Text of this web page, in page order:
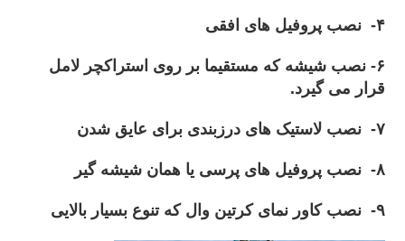
۴- نصب پروفیل های افقی
۶- نصب شیشه که مستقیما بر روی استراکچر لامل
قرار می گیرد.
۷- نصب لاستیک های درزبندی برای عایق شدن
۸- نصب پروفیل های پرسی یا همان شیشه گیر
۹- نصب کاور نمای کرتین وال که تنوع بسیار بالایی